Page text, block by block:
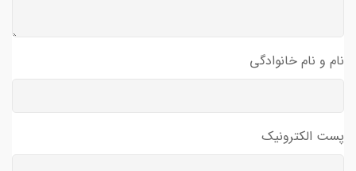
نام و نام خانوادگی
پست الکترونیک